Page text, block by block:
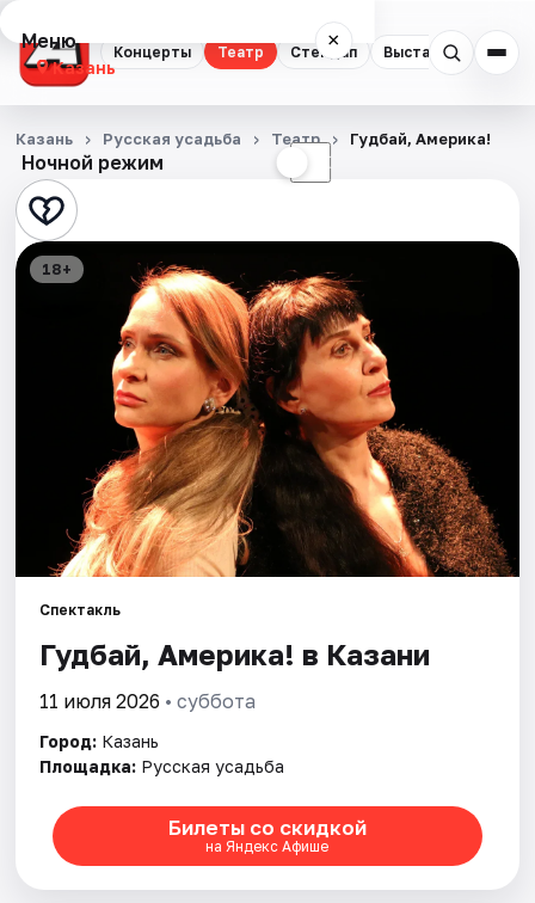
Концерты Театр Стендап Выставки
Меню ×
Казань
Концерты
Театр
Стендап
Экскурсии
События
Площадки
Артисты
Рейтинги
Ночной режим ☾
Казань Русская усадьба Театр Гудбай, Америка!
18+
Спектакль
Гудбай, Америка! в Казани
11 июля 2026 • суббота
Город: Казань
Площадка: Русская усадьба
Билеты со скидкой
на Яндекс Афише